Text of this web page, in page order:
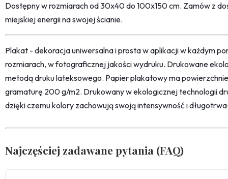
Dostępny w rozmiarach od 30x40 do 100x150 cm. Zamów z
miejskiej energii na swojej ścianie.
Plakat - dekoracja uniwersalna i prosta w aplikacji w każdym
rozmiarach, w fotograficznej jakości wydruku. Drukowane
metodą druku lateksowego. Papier plakatowy ma
gramaturę 200 g/m2. Drukowany w ekologicznej technologii
dzięki czemu kolory zachowują swoją intensywność i
Najczęściej zadawane pytania (FAQ)